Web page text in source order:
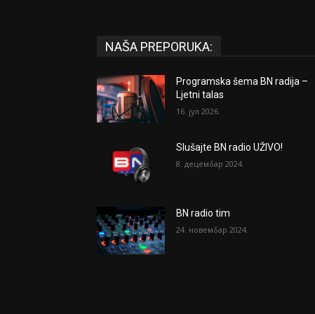
NAŠA PREPORUKA:
Programska šema BN radija –
Ljetni talas
16. јул 2026.
Slušajte BN radio UŽIVO!
8. децембар 2024.
BN radio tim
24. новембар 2024.